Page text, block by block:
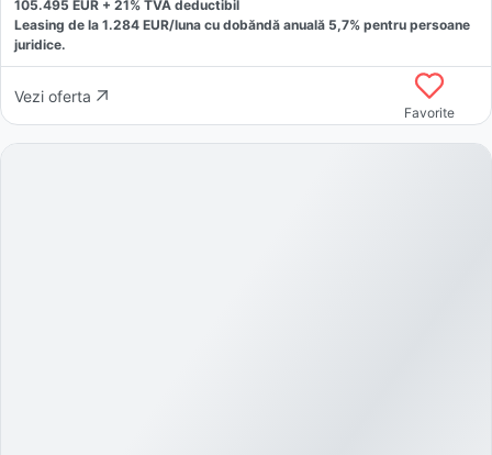
105.495 EUR + 21% TVA deductibil
Leasing de la 1.284 EUR/luna cu dobăndă anuală 5,7% pentru persoane
juridice.
Vezi oferta
Favorite